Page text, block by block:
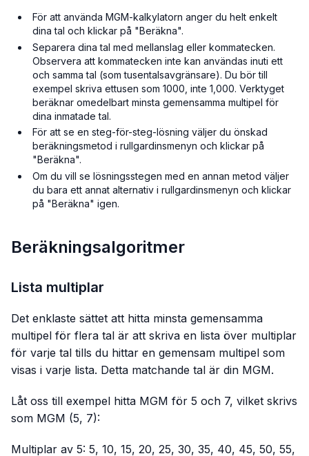
För att använda MGM-kalkylatorn anger du helt enkelt
dina tal och klickar på "Beräkna".
Separera dina tal med mellanslag eller kommatecken.
Observera att kommatecken inte kan användasinuti ett
och samma tal (som tusentalsavgränsare). Du bör till
exempel skriva ettusen som 1000, inte 1,000. Verktyget
beräknar omedelbart minsta gemensamma multipel för
dina inmatade tal.
För att se en steg-för-steg-lösning väljer du önskad
beräkningsmetod i rullgardinsmenyn och klickar på
"Beräkna".
Om du vill se lösningsstegen med en annan metod väljer
du bara ett annat alternativ i rullgardinsmenyn och klickar
på "Beräkna" igen.
Beräkningsalgoritmer
Lista multiplar
Det enklaste sättet att hitta minsta gemensamma
multipel för flera tal är att skriva en lista över multiplar
för varje tal tills du hittar en gemensam multipel som
visas i varje lista. Detta matchande tal är din MGM.
Låt oss till exempel hitta MGM för 5 och 7, vilket skrivs
som MGM (5, 7):
Multiplar av 5: 5, 10, 15, 20, 25, 30, 35, 40, 45, 50, 55,